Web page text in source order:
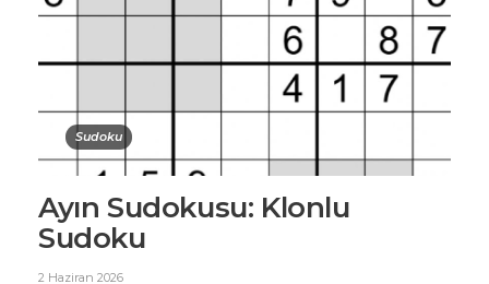
Sudoku
Ayın Sudokusu: Klonlu
Sudoku
2 Haziran 2026